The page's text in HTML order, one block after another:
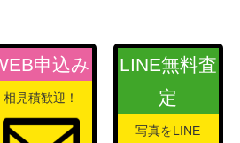
申込み
相見積歓迎！
LINE無料査
定
写真をLINE